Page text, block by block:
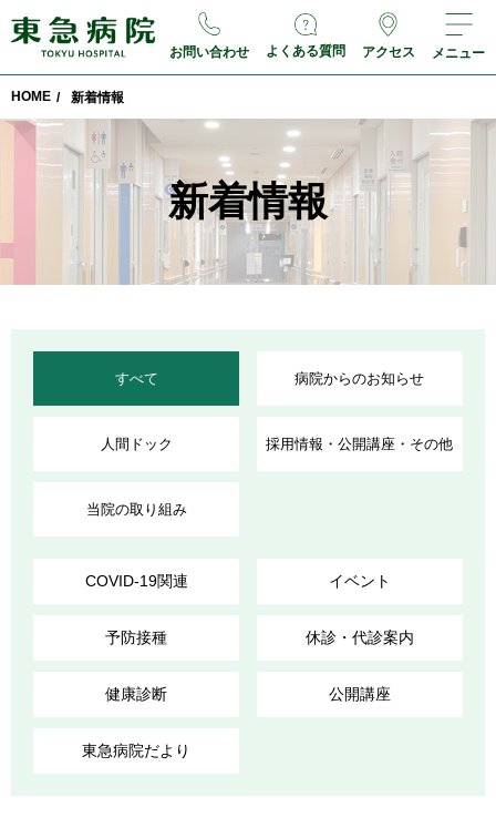
お問い合わせ よくある質問 アクセス メニュー
HOME / 新着情報
新着情報
すべて 病院からのお知らせ
人間ドック 採用情報・公開講座・その他
当院の取り組み
COVID-19関連 イベント
予防接種 休診・代診案内
健康診断 公開講座
東急病院だより